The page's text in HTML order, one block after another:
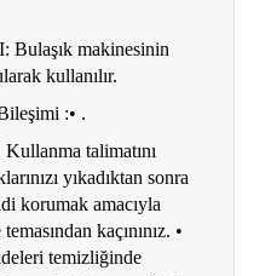
makinesinin
kullanılır.
:• .
talimatını
yıkadıktan sonra
korumak amacıyla
kaçınınız. •
temizliğinde